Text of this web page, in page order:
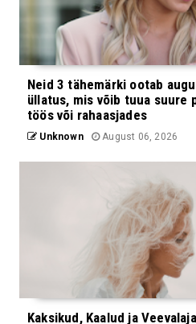
Neid 3 tähemärki ootab
üllatus, mis võib tuua suure
töös või rahaasjades
Unknown August 06, 2026
Kaksikud, Kaalud ja